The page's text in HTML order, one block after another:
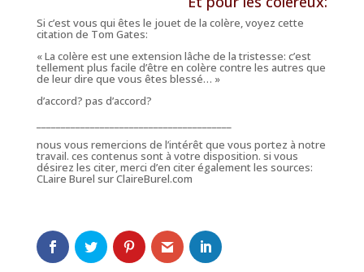
Si c’est vous qui êtes le jouet de la colère, voyez cette
citation de Tom Gates:
« La colère est une extension lâche de la tristesse: c’est
tellement plus facile d’être en colère contre les autres que
de leur dire que vous êtes blessé… »
d’accord? pas d’accord?
nous vous remercions de l’intérêt que vous portez à notre
travail. ces contenus sont à votre disposition. si vous
désirez les citer, merci d’en citer également les sources:
CLaire Burel sur ClaireBurel.com